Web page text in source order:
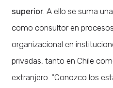
superior . A ello se suma
como consultor en
organizacional en
privadas, tanto en Chile
extranjero. “Conozco los